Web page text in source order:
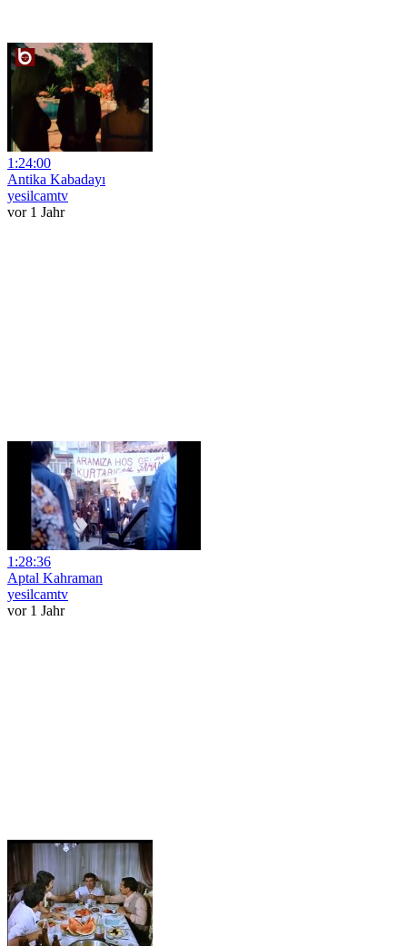
1:24:00
Antika Kabadayı
yesilcamtv
vor 1 Jahr
1:28:36
Aptal Kahraman
yesilcamtv
vor 1 Jahr